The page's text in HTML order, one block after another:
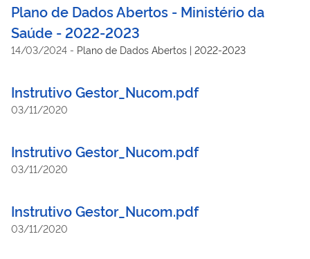
Plano de Dados Abertos - Ministério da
Saúde - 2022-2023
14/03/2024 - Plano de Dados Abertos | 2022-2023
Instrutivo Gestor_Nucom.pdf
03/11/2020
Instrutivo Gestor_Nucom.pdf
03/11/2020
Instrutivo Gestor_Nucom.pdf
03/11/2020